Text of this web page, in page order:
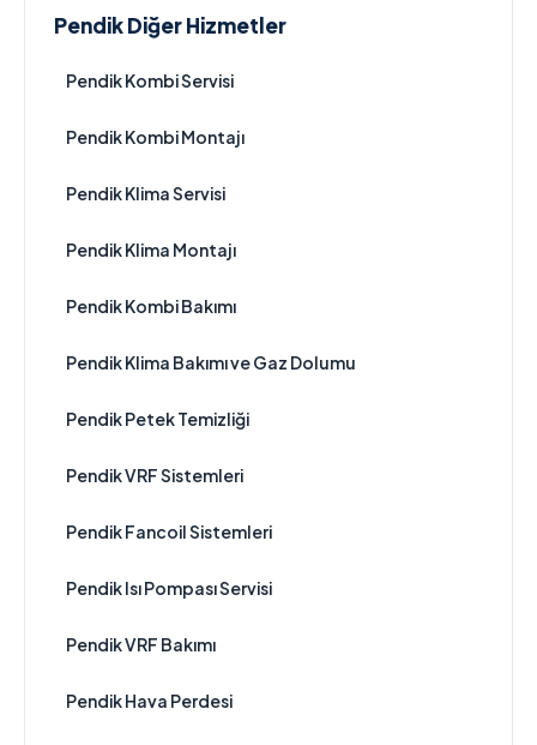
Pendik Diğer Hizmetler
Pendik Kombi Servisi
Pendik Kombi Montajı
Pendik Klima Servisi
Pendik Klima Montajı
Pendik Kombi Bakımı
Pendik Klima Bakımı ve Gaz Dolumu
Pendik Petek Temizliği
Pendik VRF Sistemleri
Pendik Fancoil Sistemleri
Pendik Isı Pompası Servisi
Pendik VRF Bakımı
Pendik Hava Perdesi